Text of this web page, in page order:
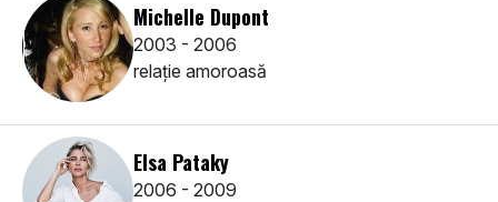
Michelle Dupont
2003 - 2006
relaţie amoroasă
Elsa Pataky
2006 - 2009